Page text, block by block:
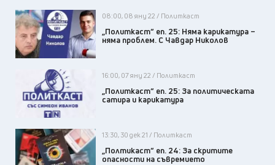
08:00, 08 яну 22 / Политкаст
„Политкаст“ еп. 25: Няма карикатура –
няма проблем. С Чавдар Николов
16:00, 07 яну 22 / Политкаст
„Политкаст“ еп. 25: За политическата
сатира и карикатура
13:30, 30 дек 21 / Политкаст
„Полтикаст“ еп. 24: За скритите
опасности на съвремието